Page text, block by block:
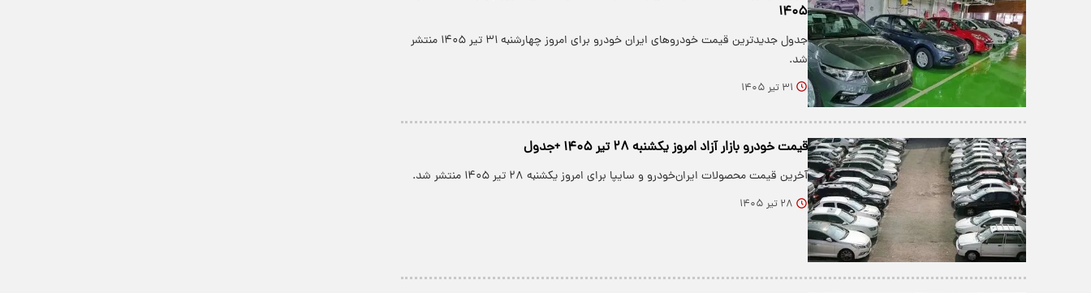
۱۴۰۵
جدول جدیدترین قیمت خودروهای ایران خودرو برای امروز چهارشنبه ۳۱ تیر ۱۴۰۵ منتشر
شد.
۳۱ تیر ۱۴۰۵
قیمت خودرو بازار آزاد امروز یکشنبه ۲۸ تیر ۱۴۰۵ +جدول
آخرین قیمت محصولات ایران‌خودرو و سایپا برای امروز یکشنبه ۲۸ تیر ۱۴۰۵ منتشر شد.
۲۸ تیر ۱۴۰۵